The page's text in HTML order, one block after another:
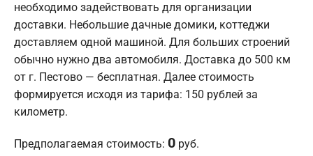
необходимо задействовать для организации
доставки. Небольшие дачные домики, коттеджи
доставляем одной машиной. Для больших строений
обычно нужно два автомобиля. Доставка до 500 км
от г. Пестово — бесплатная. Далее стоимость
формируется исходя из тарифа: 150 рублей за
километр.
Предполагаемая стоимость: 0 руб.